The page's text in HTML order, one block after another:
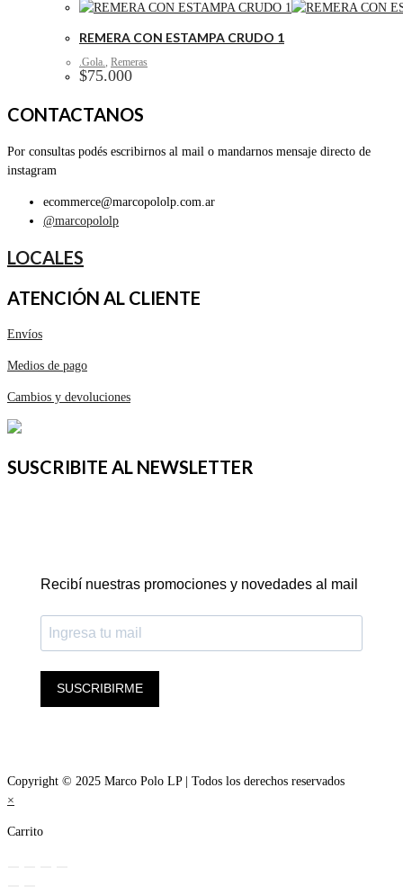
REMERA CON ESTAMPA CRUDO 1
.Gola., Remeras
$75.000
CONTACTANOS
Por consultas podés escribirnos al mail o mandarnos mensaje directo de
instagram
ecommerce@marcopololp.com.ar
@marcopololp
LOCALES
ATENCIÓN AL CLIENTE
Envíos
Medios de pago
Cambios y devoluciones
SUSCRIBITE AL NEWSLETTER
Recibí nuestras promociones y novedades al mail
SUSCRIBIRME
Copyright © 2025 Marco Polo LP | Todos los derechos reservados
×
Carrito